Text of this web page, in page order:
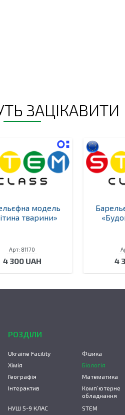
ЗАЦІКАВИТИ
модель
тварини»
Арт: 81170
4 300 UAH 4
РОЗДІЛИ
Ukraine Facility
Фізика
Хімія
Біологія
Географія
Математика
Інтерактив
Комп’ютерне
обладнання
НУШ 5-9 КЛАС STEM